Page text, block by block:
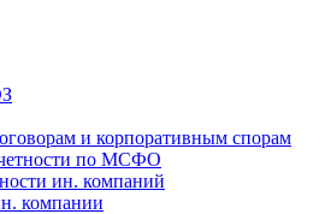
и корпоративным спорам
по МСФО
ин. компаний
компании